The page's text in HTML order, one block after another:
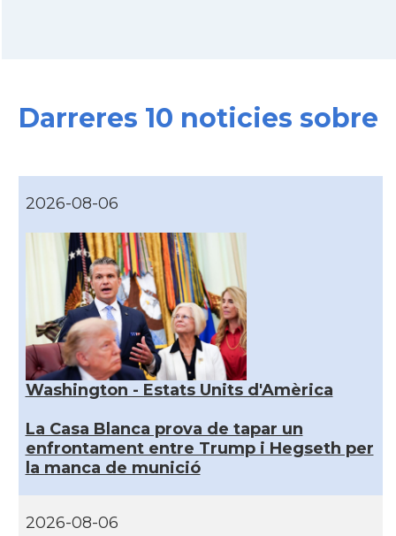
Darreres 10 noticies sobre
2026-08-06
Washington - Estats Units d'Amèrica
La Casa Blanca prova de tapar un
enfrontament entre Trump i Hegseth per
la manca de munició
2026-08-06